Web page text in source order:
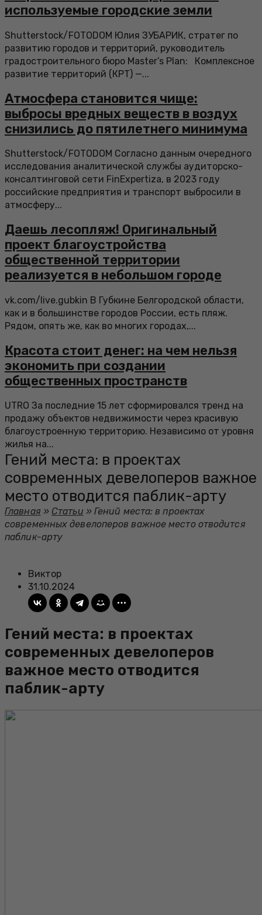
используемые городские земли
Shutterstock/FOTODOM Юлия ЗУБАРИК, стратег по
развитию городов и территорий, руководитель
градостроительного бюро Master’s Plan: Комплексное
развитие территорий (КРТ) —...
Атмосфера становится чище:
выбросы вредных веществ в воздух
снизились до пятилетнего минимума
Shutterstock/FOTODOM Согласно данным очередного
исследования аналитической службы аудиторско-
консалтинговой сети FinExpertiza, в 2023 году
российские предприятия и транспорт выбросили в
атмосферу...
Даешь лесопляж! Оригинальный
проект благоустройства
общественной территории
реализуется в небольшом городе
vk.com/live.gubkin В Губкине Белгородской области,
как и в большинстве городов России, есть пляж.
Рядом, опять же, как во многих городах,...
Красота стоит денег: на чем нельзя
экономить при создании
общественных пространств
UTRO За последние 15 лет сформировался тренд на
продажу объектов недвижимости через красивую
благоустроенную территорию. Независимо от уровня
жилья на...
Гений места: в проектах
современных девелоперов важное
место отводится паблик-арту
Главная » Статьи » Гений места: в проектах
современных девелоперов важное место отводится
паблик-арту
Виктор
31.10.2024
Гений места: в проектах
современных девелоперов
важное место отводится
паблик-арту